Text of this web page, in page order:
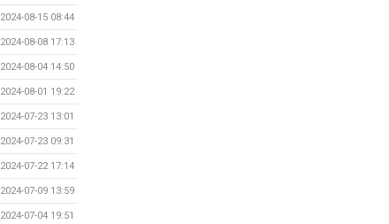
2024-08-15 08:44
2024-08-08 17:13
2024-08-04 14:50
2024-08-01 19:22
2024-07-23 13:01
2024-07-23 09:31
2024-07-22 17:14
2024-07-09 13:59
2024-07-04 19:51